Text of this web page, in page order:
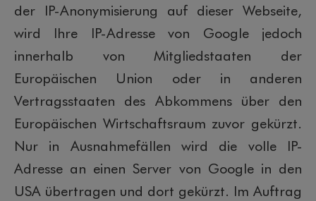
der IP-Anonymisierung auf dieser Webseite,
wird Ihre IP-Adresse von Google jedoch
innerhalb von Mitgliedstaaten der
Europäischen Union oder in anderen
Vertragsstaaten des Abkommens über den
Europäischen Wirtschaftsraum zuvor gekürzt.
Nur in Ausnahmefällen wird die volle IP-
Adresse an einen Server von Google in den
USA übertragen und dort gekürzt. Im Auftrag